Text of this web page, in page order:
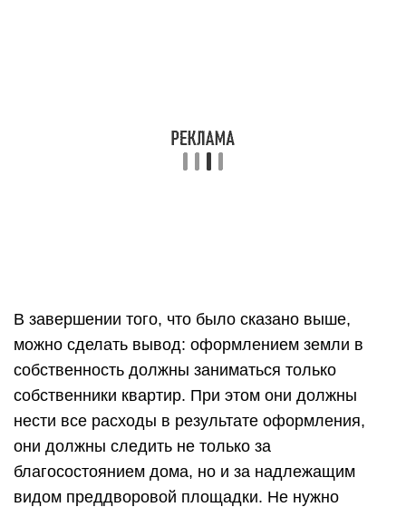
В завершении того, что было сказано выше,
можно сделать вывод: оформлением земли в
собственность должны заниматься только
собственники квартир. При этом они должны
нести все расходы в результате оформления,
они должны следить не только за
благосостоянием дома, но и за надлежащим
видом преддворовой площадки. Не нужно